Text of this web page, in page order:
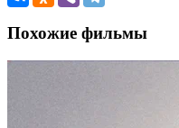
Похожие фильмы